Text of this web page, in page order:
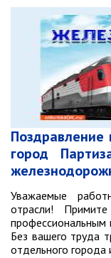
Поздравление главы муниципального округа
город
Уважаемые
отрасли!
Без вашего труда
отдельного